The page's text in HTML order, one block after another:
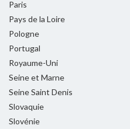
Paris
Pays de la Loire
Pologne
Portugal
Royaume-Uni
Seine et Marne
Seine Saint Denis
Slovaquie
Slovénie